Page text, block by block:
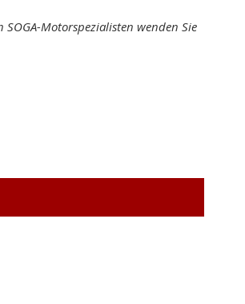
Motorspezialisten wenden Sie